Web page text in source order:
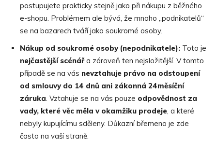
postupujete prakticky stejně jako při nákupu z běžného
e-shopu. Problémem ale bývá, že mnoho „podnikatelů“
se na bazarech tváří jako soukromé osoby.
Nákup od soukromé osoby (nepodnikatele): Toto je
nejčastější scénářa zároveň ten nejsložitější. V tomto
případě se na vás nevztahuje právo na odstoupení
od smlouvy do 14 dnů ani zákonná 24měsíční
záruka. Vztahuje se na vás pouze odpovědnost za
vady, které věc měla v okamžiku prodeje, a které
nebyly kupujícímu sděleny. Důkazní břemeno je zde
často na vaší straně.